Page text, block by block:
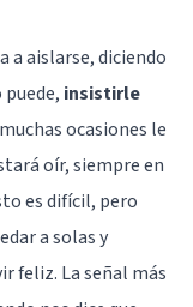
a aislarse, diciendo
puede, insistirle
ocasiones le
oír, siempre en
es difícil, pero
a solas y
feliz. La señal más